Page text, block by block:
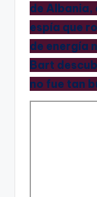
de Albania,
espía que
de energía
Bart
no fue tan